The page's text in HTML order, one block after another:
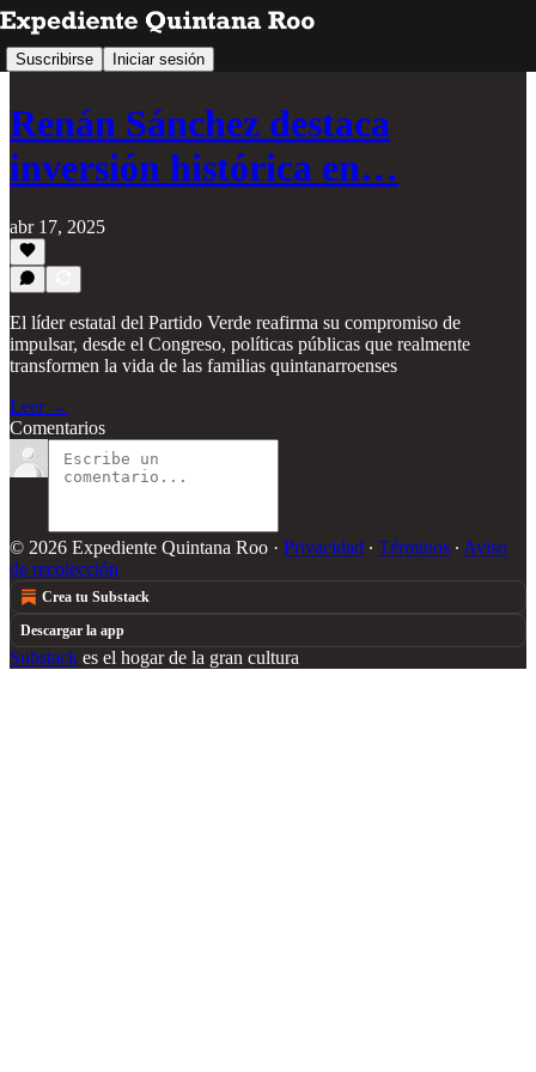
Suscribirse Iniciar sesión
Renán Sánchez destaca
inversión histórica en…
abr 17, 2025
El líder estatal del Partido Verde reafirma su compromiso de
impulsar, desde el Congreso, políticas públicas que realmente
transformen la vida de las familias quintanarroenses
Leer →
Comentarios
© 2026 Expediente Quintana Roo · Privacidad ∙ Términos ∙ Aviso
de recolección
Crea tu Substack
Descargar la app
Substack es el hogar de la gran cultura